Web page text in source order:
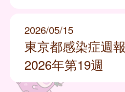
2026/05/15
東京都感染症週報
2026年第19週